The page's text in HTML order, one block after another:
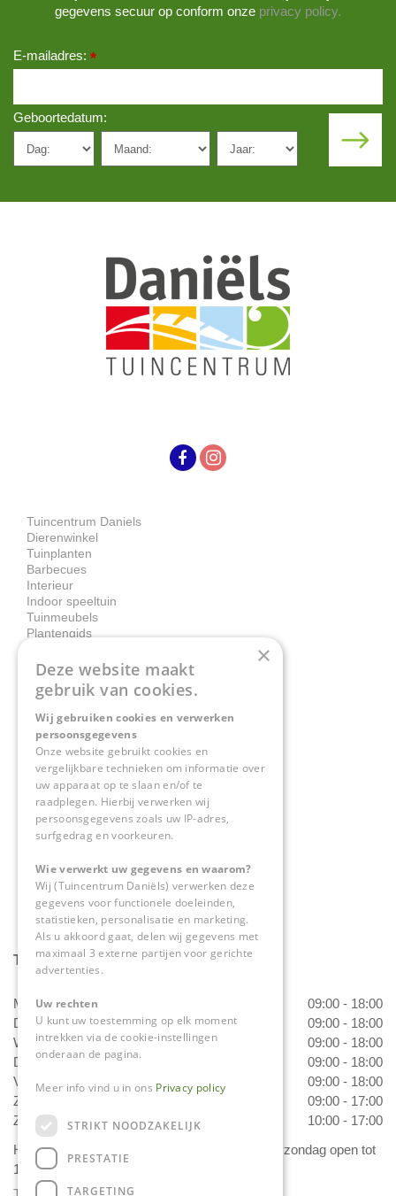
gegevens secuur op conform onze privacy policy.
E-mailadres: *
Geboortedatum:
Tuincentrum Daniels
Dierenwinkel
Tuinplanten
Barbecues
Interieur
Indoor speeltuin
Tuinmeubels
Plantengids
Contact
Tuincentrum Daniëls
Herkenbosserweg 4
6063 NL Vlodrop
0475-534298
info@tuincentrumdaniels.nl
Tuincentrum Daniëls
Maandag
09:00 - 18:00
Dinsdag
09:00 - 18:00
Woensdag
09:00 - 18:00
Donderdag
09:00 - 18:00
Vrijdag
09:00 - 18:00
Zaterdag
09:00 - 17:00
Zondag
10:00 - 17:00
Het 'Bloemetje van Daniëls' is van dinsdag t/m zondag open tot
17.00 uur!
×
Deze website maakt
gebruik van cookies.
Wij gebruiken cookies en verwerken
persoonsgegevens
Onze website gebruikt cookies en
vergelijkbare technieken om informatie over
uw apparaat op te slaan en/of te
raadplegen. Hierbij verwerken wij
persoonsgegevens zoals uw IP-adres,
surfgedrag en voorkeuren.
Wie verwerkt uw gegevens en waarom?
Wij (Tuincentrum Daniëls) verwerken deze
gegevens voor functionele doeleinden,
statistieken, personalisatie en marketing.
Als u akkoord gaat, delen wij gegevens met
maximaal 3 externe partijen voor gerichte
advertenties.
Uw rechten
U kunt uw toestemming op elk moment
intrekken via de cookie-instellingen
onderaan de pagina.
Meer info vind u in ons Privacy policy
STRIKT NOODZAKELIJK
PRESTATIE
TARGETING